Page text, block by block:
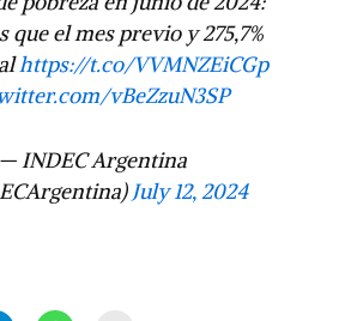
que el mes previo y 275,7%
https://t.co/VVMNZEiCGp
vBeZzuN3SP
— INDEC Argentina
July 12, 2024